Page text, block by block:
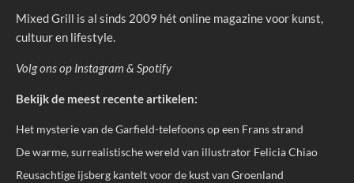
Mixed Grill is al sinds 2009 hét online magazine voor kunst,
cultuur en lifestyle.
Volg ons op Instagram & Spotify
Bekijk de meest recente artikelen:
Het mysterie van de Garfield-telefoons op een Frans strand
De warme, surrealistische wereld van illustrator Felicia Chiao
Reusachtige ijsberg kantelt voor de kust van Groenland